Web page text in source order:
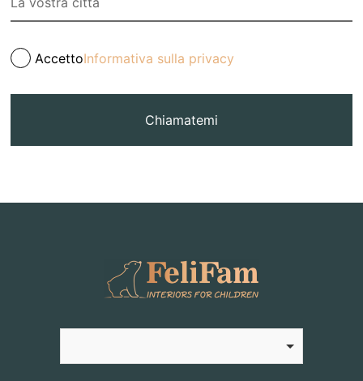
AccettoInformativa sulla privacy
Chiamatemi